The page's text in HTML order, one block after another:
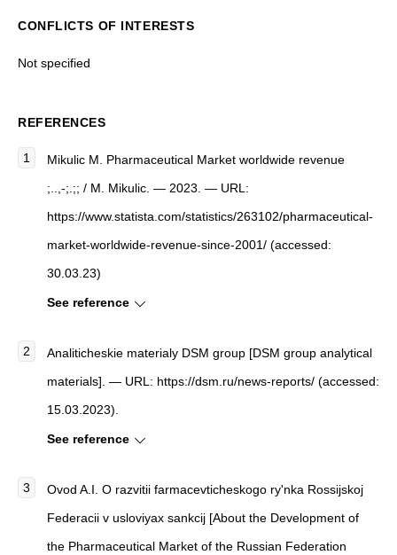
CONFLICTS OF INTERESTS
Not specified
REFERENCES
Mikulic M. Pharmaceutical Market worldwide revenue
;..,-;.;; / M. Mikulic . — 2023. — URL:
https://www.statista.com/statistics/263102/pharmaceutical-
market-worldwide-revenue-since-2001/ (accessed:
30.03.23)
See reference
Analiticheskie materialy DSM group [DSM group analytical
materials]. — URL: https://dsm.ru/news-reports/ (accessed:
15.03.2023).
See reference
Ovod A.I. O razvitii farmacevticheskogo ry'nka Rossijskoj
Federacii v usloviyax sankcij [About the Development of
the Pharmaceutical Market of the Russian Federation